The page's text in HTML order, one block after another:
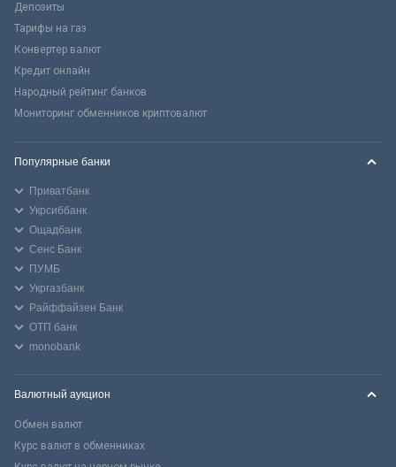
Депозиты
Тарифы на газ
Конвертер валют
Кредит онлайн
Народный рейтинг банков
Мониторинг обменников криптовалют
Популярные банки
Приватбанк
Укрсиббанк
Ощадбанк
Сенс Банк
ПУМБ
Укргазбанк
Райффайзен Банк
ОТП банк
monobank
Валютный аукцион
Обмен валют
Курс валют в обменниках